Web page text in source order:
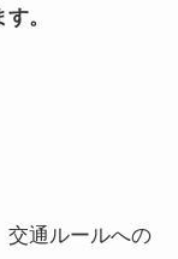
。
交通ルールへの